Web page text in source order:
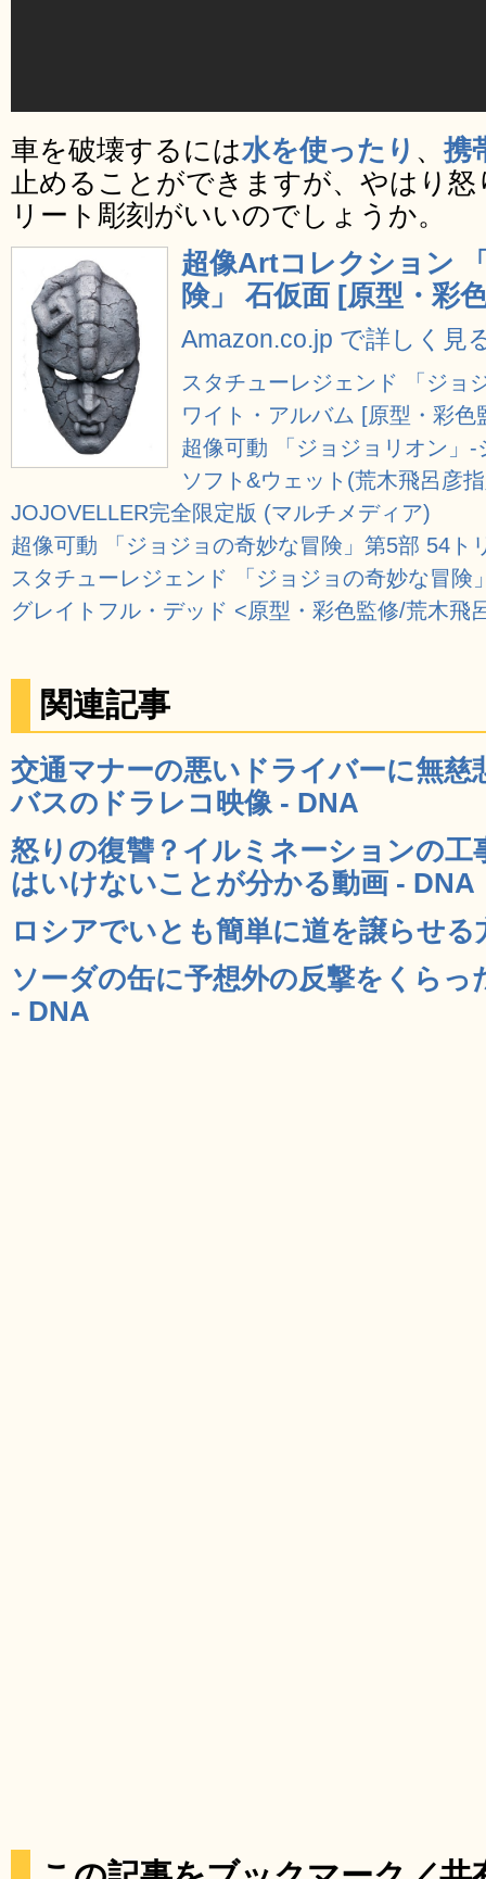
車を破壊するには水を使ったり 、 携
止めることができますが、やはり
リート彫刻がいいのでしょうか。
超像Artコレクション
険」 石仮面 [原型・彩
Amazon.co.jp で詳しく見
スタチューレジェンド 「ジョ
ワイト・アルバム [原型・彩色
超像可動 「ジョジョリオン」
ソフト&ウェット(荒木飛呂彦
JOJOVELLER完全限定版 (マルチメディア)
超像可動 「ジョジョの奇妙な冒険」第5部 54ト
スタチューレジェンド 「ジョジョの奇妙な冒険
グレイトフル・デッド <原型・彩色監修/荒木飛
関連記事
交通マナーの悪いドライバーに無慈
バスのドラレコ映像 - DNA
怒りの復讐？イルミネーションの工
はいけないことが分かる動画 - DNA
ロシアでいとも簡単に道を譲らせる
ソーダの缶に予想外の反撃をくら
- DNA